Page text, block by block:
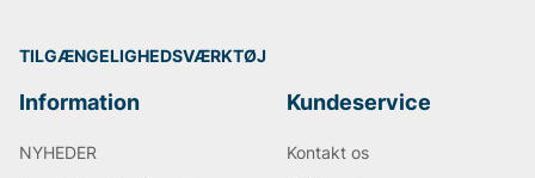
TILGÆNGELIGHEDSVÆRKTØJ
Information
NYHEDER
Kundeservice
Kontakt os